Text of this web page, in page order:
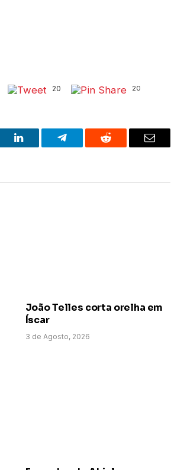
20 20
LinkedIn Telegram Reddit Email
João Telles corta orelha em
Íscar
3 de Agosto, 2026